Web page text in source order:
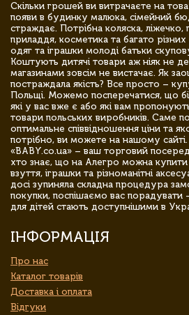
Скільки грошей ви витрачаєте на
появи в будинку малюка, сімейний
страждає. Потрібна коляска, ліжечко,
приладдя, косметика та багато
одяг та іграшки молоді батьки
Коштують дитячі товари аж ніяк не
магазинами зовсім не вистачає. Як
постраждала якість? Все просто –
Польщі. Можемо посперечатися, що
які у вас вже є або які вам
товари польських виробників. Саме
оптимальне співвідношення ціни та
потрібно, ви можете на нашому
«BABY.co.ua» – ваш торговий
хто знає, що на Алегро можна
взуття, іграшки та різноманітні
досі зупиняла складна процедура
покупки, поспішаємо вас порадувати
для дітей стають доступнішими в
ІНФОРМАЦІЯ
Про нас
Каталог товарів
Доставка і оплата
Відгуки